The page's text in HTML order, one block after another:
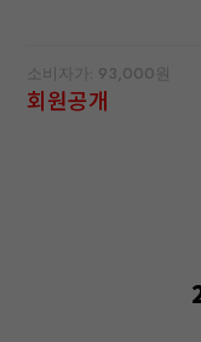
소비자가: 93,000원
회원공개